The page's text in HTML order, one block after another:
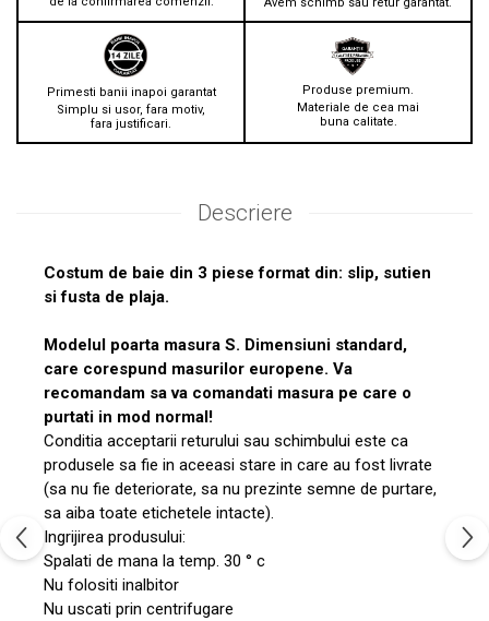
Primesti banii inapoi garantat
Simplu si usor, fara motiv,
fara justificari.
Produse premium.
Materiale de cea mai
buna calitate.
Descriere
Costum de baie din 3 piese format din: slip, sutien
si fusta de plaja.
Modelul poarta masura S. Dimensiuni standard,
care corespund masurilor europene. Va
recomandam sa va comandati masura pe care o
purtati in mod normal!
Conditia acceptarii returului sau schimbului este ca
produsele sa fie in aceeasi stare in care au fost livrate
(sa nu fie deteriorate, sa nu prezinte semne de purtare,
sa aiba toate etichetele intacte).
Ingrijirea produsului:
Spalati de mana la temp. 30 ° c
Nu folositi inalbitor
Nu uscati prin centrifugare